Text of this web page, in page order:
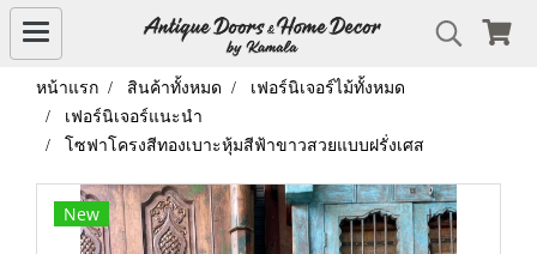
หน้าแรก สินค้าทั้งหมด
เฟอร์นิเจอร์ไม้ทั้งหมด
เฟอร์นิเจอร์แนะนำ
โซฟาโครงสีทองเบาะหุ้มสีฟ้าขาวสวยแบบฝรั่งเศส
New